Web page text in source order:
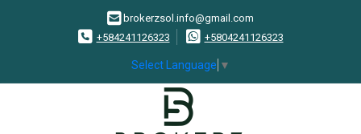
brokerzsol.info@gmail.com
+584241126323
+5804241126323
Select Language ▼